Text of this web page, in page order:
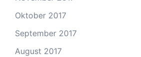
Oktober 2017
September 2017
August 2017